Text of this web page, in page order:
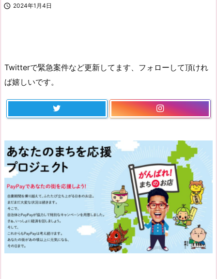
 2024年1月4日
Twitterで緊急案件など更新してます、フォローして頂けれ
ば嬉しいです。